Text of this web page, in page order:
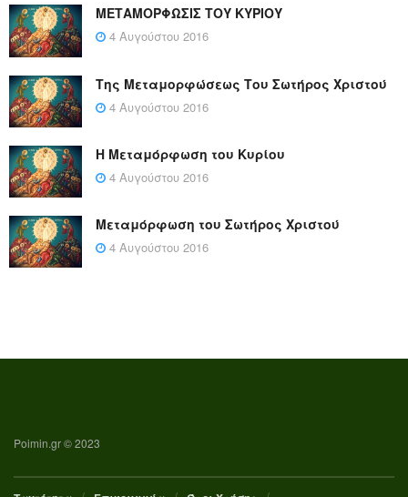
ΜΕΤΑΜΟΡΦΩΣΙΣ ΤΟΥ ΚΥΡΙΟΥ
4 Αυγούστου 2016
Της Μεταμορφώσεως Του Σωτήρος Χριστού
4 Αυγούστου 2016
Η Μεταμόρφωση του Κυρίου
4 Αυγούστου 2016
Μεταμόρφωση του Σωτήρος Χριστού
4 Αυγούστου 2016
Poimin.gr © 2023